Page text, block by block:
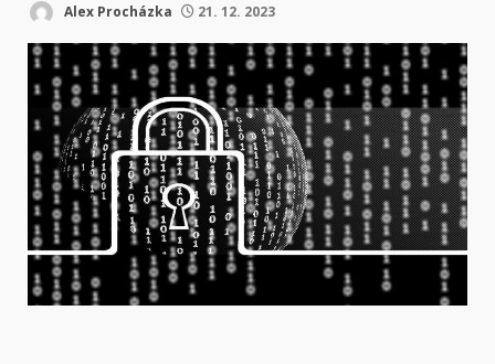
Alex Procházka 21. 12. 2023